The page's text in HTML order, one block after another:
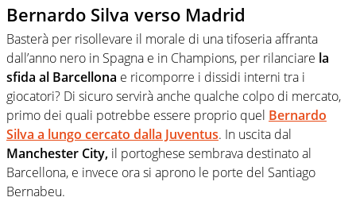
Bernardo Silva verso Madrid
Basterà per risollevare il morale di una tifoseria affranta
dall’anno nero in Spagna e in Champions, per rilanciare la
sfida al Barcellona e ricomporre i dissidi interni tra i
giocatori? Di sicuro servirà anche qualche colpo di mercato,
primo dei quali potrebbe essere proprio quel Bernardo
Silva a lungo cercato dalla Juventus. In uscita dal
Manchester City, il portoghese sembrava destinato al
Barcellona, e invece ora si aprono le porte del Santiago
Bernabeu.